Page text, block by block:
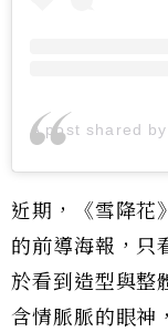
A post shared by
近期，《雪降花
的前導海報，只
於看到造型與整
含情脈脈的眼神